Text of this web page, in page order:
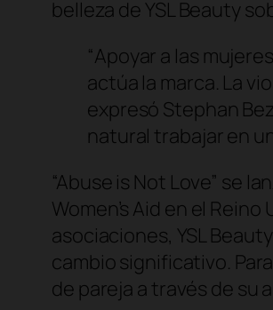
belleza de YSL Beauty
“Apoyar a las
actúa la marca. La
expresó Stephan
natural trabajar en
“Abuse is Not Love” se
Women’s Aid en el Reino
asociaciones, YSL
cambio significativo.
de pareja a través de su